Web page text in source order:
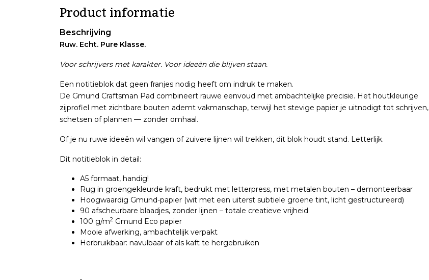
Product informatie
Beschrijving
Ruw. Echt. Pure Klasse.
Voor schrijvers met karakter. Voor ideeën die blijven staan.
Een notitieblok dat geen franjes nodig heeft om indruk te maken.
De Gmund Craftsman Pad combineert rauwe eenvoud met ambachtelijke precisie. Het houtkleurige
zijprofiel met zichtbare bouten ademt vakmanschap, terwijl het stevige papier je uitnodigt tot schrijven,
schetsen of plannen — zonder omhaal.
Of je nu ruwe ideeën wil vangen of zuivere lijnen wil trekken, dit blok houdt stand. Letterlijk.
Dit notitieblok in detail:
A5 formaat, handig!
Rug in groengekleurde kraft, bedrukt met letterpress, met metalen bouten – demonteerbaar
Hoogwaardig Gmund-papier (wit met een uiterst subtiele groene tint, licht gestructureerd)
90 afscheurbare blaadjes, zonder lijnen – totale creatieve vrijheid
100 g/m2 Gmund Eco papier
Mooie afwerking, ambachtelijk verpakt
Herbruikbaar: navulbaar of als kaft te hergebruiken